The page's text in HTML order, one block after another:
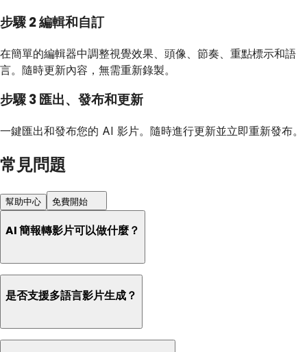
步驟 2 編輯和自訂
在簡單的編輯器中調整視覺效果、頭像、節奏、重點標示和語
言。隨時更新內容，無需重新錄製。
步驟 3 匯出、發布和更新
一鍵匯出和發布您的 AI 影片。隨時進行更新並立即重新發布。
常見問題
幫助中心 免費開始
AI 簡報轉影片可以做什麼？
是否支援多語言影片生成？